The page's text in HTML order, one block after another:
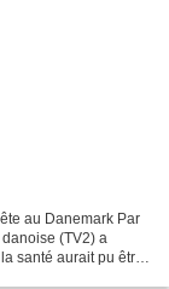
au Danemark Par
(TV2) a
santé aurait pu être